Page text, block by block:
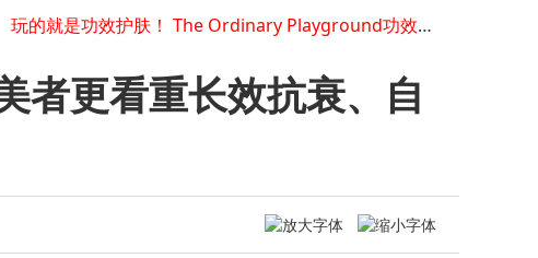
宠 开启智能协同新篇章
玩的就是功效护肤！ The Ordinary Playground功效护肤游乐场限时登陆广州东山口
开利加码中国，聚焦AI数据中心与绿色转型
者更看重长效抗衰、自